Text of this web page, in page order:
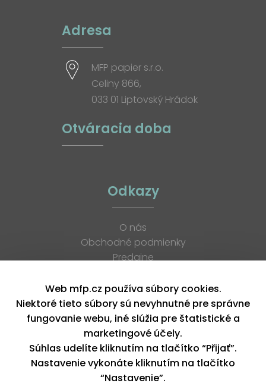
Adresa
MFP papier s.r.o.
Celiny 866,
033 01 Liptovský Hrádok
Otváracia doba
Odkazy
O nás
Obchodné podmienky
Predajne
K stiahnutiu
Blog
Kontakt
Kariéra
XML feed
Copyright © 2026, MFP paper s. r. o. | Všetky práva vyhradené
Web mfp.cz používa súbory cookies.
Niektoré tieto súbory sú nevyhnutné pre správne
fungovanie webu, iné slúžia pre štatistické a
marketingové účely.
Súhlas udelíte kliknutím na tlačítko “Přijať”.
Nastavenie vykonáte kliknutím na tlačítko
“Nastavenie”.